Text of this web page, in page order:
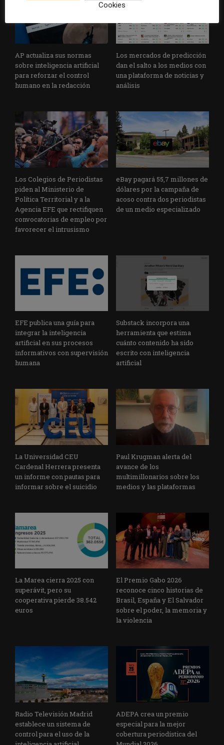
AP actualiza sus normas
sobre inteligencia artificial
para reforzar el control
humano en la redacción
Los mercados de predicción
dan el salto a los medios con
una plataforma de noticias y
análisis
Los Colegios de Periodistas
piden al Ministerio de
Política Territorial y a la
Agencia EFE que rectifiquen
convocatorias de empleo por
favorecer el intrusismo
eBay pagará 55,7 millones de
dólares por la campaña de
acoso contra dos periodistas
de un medio especializado
EFE publica una guía para
integrar la inteligencia
artificial en sus procesos
informativos con supervisión
humana
Substack incorpora una
herramienta que estima
cuánto contenido ha sido
escrito con inteligencia
artificial
La Universidad CEU
Cardenal Herrera presenta
un informe con pautas para
informar sobre el suicidio
Paul Krugman alerta del
avance de los
multimillonarios sobre los
medios y las plataformas
La Marea cierra 2025 con
superávit, pero su
cooperativa pierde 38.542
euros
El Premio Gabo 2026
reconoce cinco historias de
Brasil, España y El Salvador
sobre el poder, la memoria y
la violencia
Radio Televisión Madrid
establece un sistema de
control para el uso de la
ADEPA crea un premio
especial para la mejor
cobertura periodística del
Cookies